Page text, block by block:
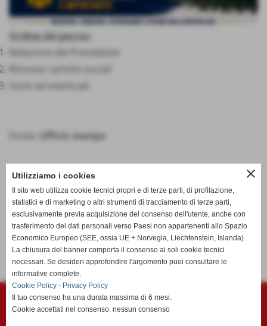
Ordine del giorno:
Relazione del Presidente
Rinnovo cariche sociali
Varie ed eventuali
Fonte: Ufficio stampa
<< precedente
Polisportiva Migliarino Vecchiano ASD
Via Mazzini c/o Campo Sportivo "Vincenzo Faraci" - Vecchiano (Pisa)
P.I. 01299990505 C.F 01299990505
close
Utilizziamo i cookies
Il sito web utilizza cookie tecnici propri e di terze parti, di profilazione,
statistici e di marketing o altri strumenti di tracciamento di terze parti,
esclusivamente previa acquisizione del consenso dell'utente, anche con
trasferimento dei dati personali verso Paesi non appartenenti allo Spazio
Economico Europeo (SEE, ossia UE + Norvegia, Liechtenstein, Islanda).
La chiusura del banner comporta il consenso ai soli cookie tecnici
necessari. Se desideri approfondire l'argomento puoi consultare le
informative complete.
Cookie Policy - Privacy Policy
Il tuo consenso ha una durata massima di 6 mesi.
Cookie accettati nel consenso: nessun consenso